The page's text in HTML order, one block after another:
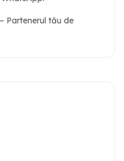
Partenerul tău de